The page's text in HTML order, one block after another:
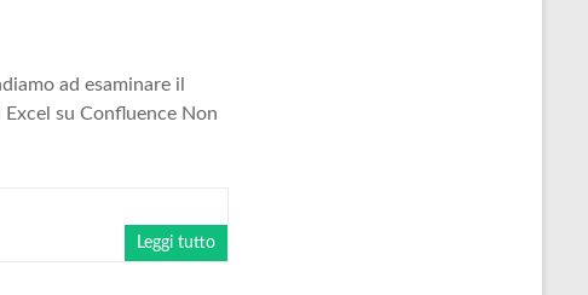
ad esaminare il
su Confluence Non
Leggi tutto